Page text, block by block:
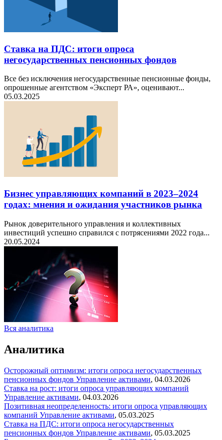
Ставка на ПДС: итоги опроса
негосударственных пенсионных фондов
Все без исключения негосударственные пенсионные фонды,
опрошенные агентством «Эксперт РА», оценивают...
05.03.2025
Бизнес управляющих компаний в 2023–2024
годах: мнения и ожидания участников рынка
Рынок доверительного управления и коллективных
инвестиций успешно справился с потрясениями 2022 года...
20.05.2024
Вся аналитика
Аналитика
Осторожный оптимизм: итоги опроса негосударственных
пенсионных фондов Управление активами, 04.03.2026
Ставка на рост: итоги опроса управляющих компаний
Управление активами, 04.03.2026
Позитивная неопределенность: итоги опроса управляющих
компаний Управление активами, 05.03.2025
Ставка на ПДС: итоги опроса негосударственных
пенсионных фондов Управление активами, 05.03.2025